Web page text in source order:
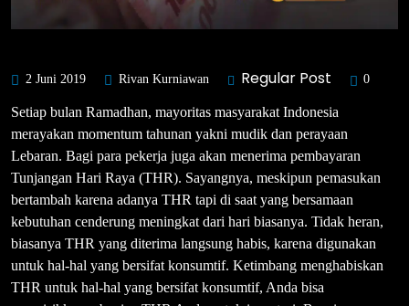
2 Juni 2019 Rivan Kurniawan Regular Post 0
Setiap bulan Ramadhan, mayoritas masyarakat Indonesia
merayakan momentum tahunan yakni mudik dan perayaan
Lebaran. Bagi para pekerja juga akan menerima pembayaran
Tunjangan Hari Raya (THR). Sayangnya, meskipun pemasukan
bertambah karena adanya THR tapi di saat yang bersamaan
kebutuhan cenderung meningkat dari hari biasanya. Tidak heran,
biasanya THR yang diterima langsung habis, karena digunakan
untuk hal-hal yang bersifat konsumtif. Ketimbang menghabiskan
THR untuk hal-hal yang bersifat konsumtif, Anda bisa